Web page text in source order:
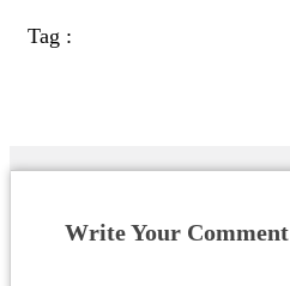
Tag :
Write Your Comment